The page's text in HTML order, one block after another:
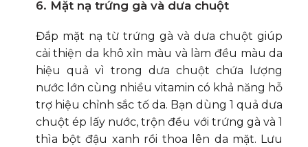
6. Mặt nạ trứng gà và dưa chuột
Đắp mặt nạ từ trứng gà và dưa chuột giúp
cải thiện da khô xỉn màu và làm đều màu da
hiệu quả vì trong dưa chuột chứa lượng
nước lớn cùng nhiều vitamin có khả năng hỗ
trợ hiệu chỉnh sắc tố da. Bạn dùng 1 quả dưa
chuột ép lấy nước, trộn đều với trứng gà và 1
thìa bột đậu xanh rồi thoa lên da mặt. Lưu